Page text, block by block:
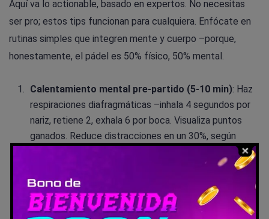
Aquí va lo actionable, basado en expertos. No necesitas
ser pro; estos tips funcionan para cualquiera. Enfócate en
rutinas simples que integren mente y cuerpo –porque,
honestamente, el pádel es 50% físico, 50% mental.
Calentamiento mental pre-partido (5-10 min): Haz
respiraciones diafragmáticas –inhala 4 segundos por
nariz, retiene 2, exhala 6 por boca. Visualiza puntos
ganados. Reduce distracciones en un 30%, según
antes de cada golpe y toca el cristal de la esquina
para resetear. Di ‘próxima bola’ en voz baja –mantiene